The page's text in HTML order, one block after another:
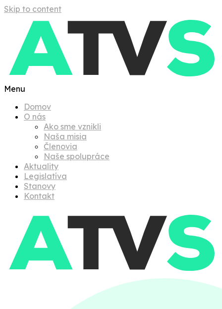
Skip to content
Menu
Domov
O nás
Ako sme vznikli
Naša misia
Členovia
Naše spolupráce
Aktuality
Legislatíva
Stanovy
Kontakt